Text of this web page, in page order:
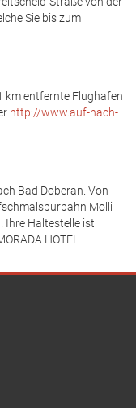
Sie bis zum
km entfernte Flughafen
http://www.auf-nach-
Bad Doberan. Von
Molli
Ihre Haltestelle ist
HOTEL